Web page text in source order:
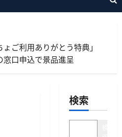
ご利用ありがとう特典」
口申込で景品進呈
検索